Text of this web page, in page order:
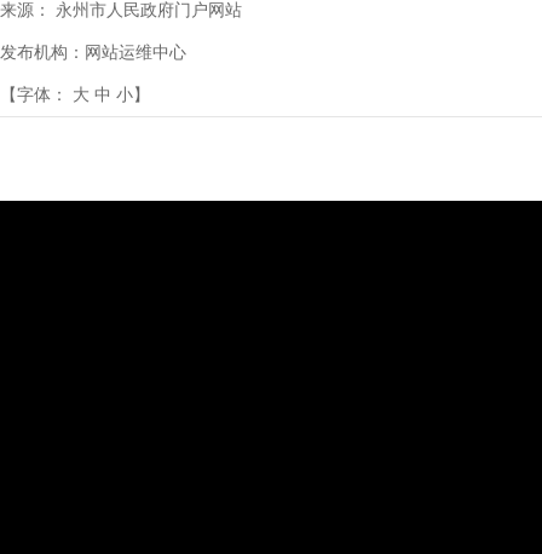
来源： 永州市人民政府门户网站
发布机构： 网站运维中心
【字体： 大 中 小】